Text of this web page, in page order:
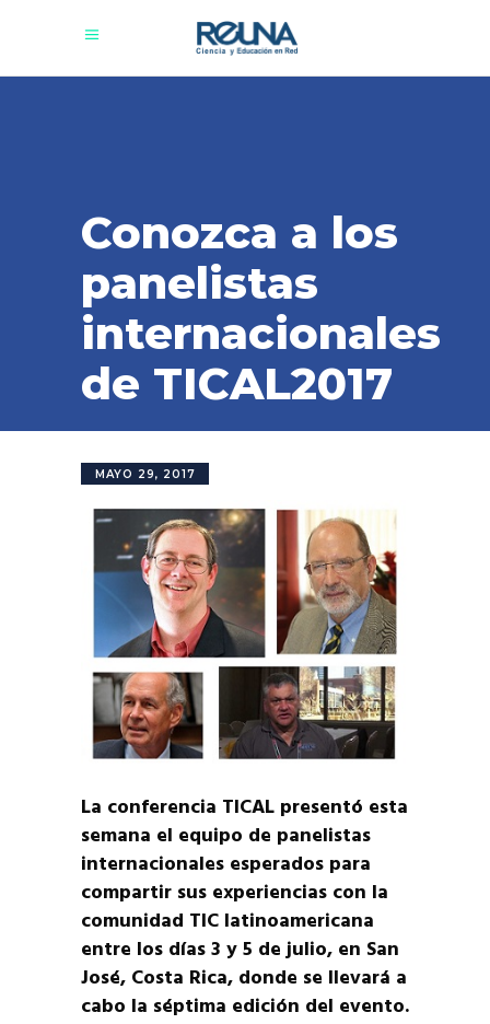
Conozca a los
panelistas
internacionales
de TICAL2017
MAYO 29, 2017
La conferencia TICAL presentó esta
semana el equipo de panelistas
internacionales esperados para
compartir sus experiencias con la
comunidad TIC latinoamericana
entre los días 3 y 5 de julio, en San
José, Costa Rica, donde se llevará a
cabo la séptima edición del evento.